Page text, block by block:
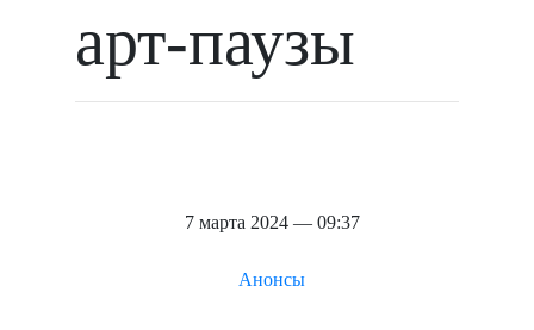
арт-паузы
7 марта 2024 — 09:37
Анонсы